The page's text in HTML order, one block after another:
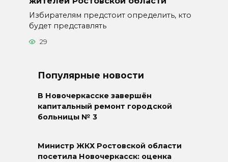
Избирателям предстоит определить, кто
будет представлять
29
Популярные новости
В Новочеркасске завершён
капитальный ремонт городской
больницы № 3
Министр ЖКХ Ростовской области
посетила Новочеркасск: оценка